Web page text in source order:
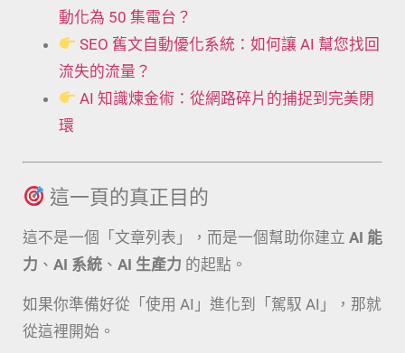
動化為 50 集電台？
SEO 舊文自動優化系統：如何讓 AI 幫您找回
流失的流量？
AI 知識煉金術：從網路碎片的捕捉到完美閉
環
這一頁的真正目的
這不是一個「文章列表」，而是一個幫助你建立 AI 能
力 、 AI 系統 、 AI 生產力 的起點。
如果你準備好從「使用 AI」進化到「駕馭 AI」，那就
從這裡開始。